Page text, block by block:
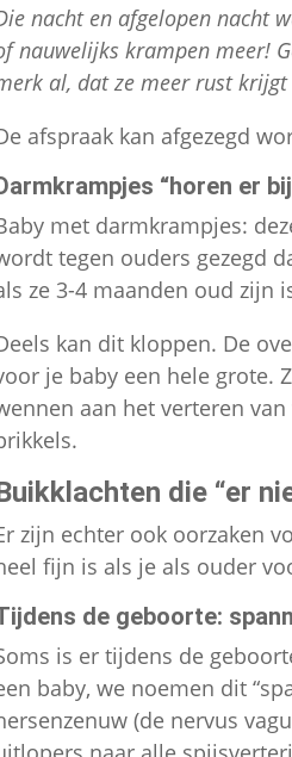
nacht en afgelopen nacht
nauwelijks krampen meer!
al, dat ze meer rust
afspraak kan afgezegd
“horen er
met darmkrampjes:
tegen ouders gezegd
ze 3-4 maanden oud zijn
kan dit kloppen. De
je baby een hele grote.
aan het verteren
die “er
zijn echter ook oorzaken
fijn is als je als ouder
de geboorte:
is er tijdens de
baby, we noemen dit
(de nervus